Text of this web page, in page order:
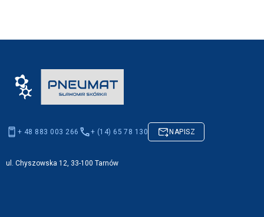
+ 48 883 003 266 + (14) 65 78 130 NAPISZ
ul. Chyszowska 12, 33-100 Tarnów